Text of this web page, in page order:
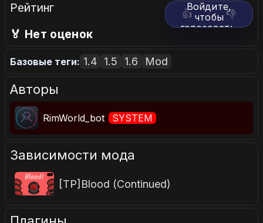
Рейтинг 👍 👎
Войдите,
чтобы
голосовать.
🏅 Нет оценок
Базовые теги: 1.4 1.5 1.6 Mod
Авторы
RimWorld_bot SYSTEM
Зависимости мода
[TP]Blood (Continued)